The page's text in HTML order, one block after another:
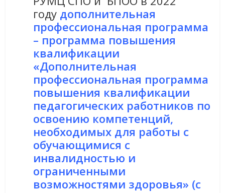
году дополнительная
профессиональная программа
– программа повышения
квалификации
«Дополнительная
профессиональная программа
повышения квалификации
педагогических работников по
освоению компетенций,
необходимых для работы с
обучающимися с
инвалидностью и
ограниченными
возможностями здоровья» (с